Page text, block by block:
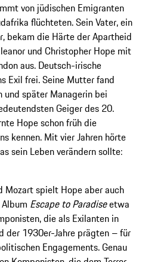
von jüdischen Emigranten
flüchteten. Sein Vater, ein
bekam die Härte der Apartheid
und Christopher Hope mit
aus. Deutsch-irische
Exil frei. Seine Mutter fand
und später Managerin bei
Geiger des 20.
Hope schon früh die
kennen. Mit vier Jahren hörte
sein Leben verändern sollte:
Mozart spielt Hope aber auch
Escape to Paradiseetwa
die als Exilanten in
der 1930er-Jahre prägten – für
Engagements. Genau